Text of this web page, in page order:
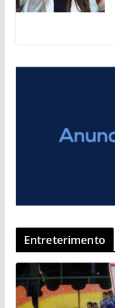
Entreterimento